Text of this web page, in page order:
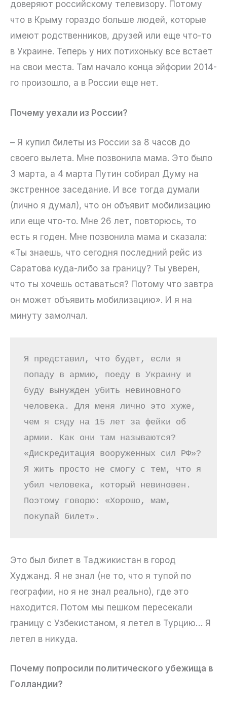
доверяют российскому телевизору. Потому
что в Крыму гораздо больше людей, которые
имеют родственников, друзей или еще что-то
в Украине. Теперь у них потихоньку все встает
на свои места. Там начало конца эйфории 2014-
го произошло, а в России еще нет.
Почему уехали из России?
– Я купил билеты из России за 8 часов до
своего вылета. Мне позвонила мама. Это было
3 марта, а 4 марта Путин собирал Думу на
экстренное заседание. И все тогда думали
(лично я думал), что он объявит мобилизацию
или еще что-то. Мне 26 лет, повторюсь, то
есть я годен. Мне позвонила мама и сказала:
«Ты знаешь, что сегодня последний рейс из
Саратова куда-либо за границу? Ты уверен,
что ты хочешь оставаться? Потому что завтра
он может объявить мобилизацию». И я на
минуту замолчал.
Я представил, что будет, если я
попаду в армию, поеду в Украину и
буду вынужден убить невиновного
человека. Для меня лично это хуже,
чем я сяду на 15 лет за фейки об
армии. Как они там называются?
«Дискредитация вооруженных сил РФ»?
Я жить просто не смогу с тем, что я
убил человека, который невиновен.
Поэтому говорю: «Хорошо, мам,
покупай билет».
Это был билет в Таджикистан в город
Худжанд. Я не знал (не то, что я тупой по
географии, но я не знал реально), где это
находится. Потом мы пешком пересекали
границу с Узбекистаном, я летел в Турцию… Я
летел в никуда.
Почему попросили политического убежища в
Голландии?